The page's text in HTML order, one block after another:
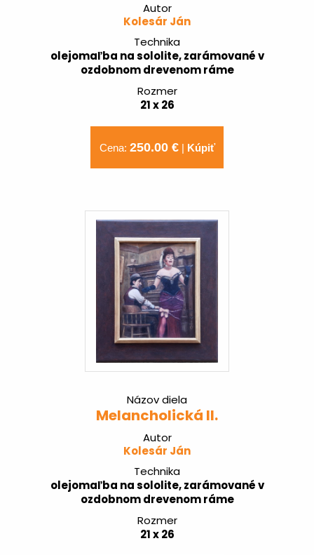
Autor
Kolesár Ján
Technika
olejomaľba na sololite, zarámované v
ozdobnom drevenom ráme
Rozmer
21 x 26
Cena: 250.00 €| Kúpiť
Názov diela
Melancholická II.
Autor
Kolesár Ján
Technika
olejomaľba na sololite, zarámované v
ozdobnom drevenom ráme
Rozmer
21 x 26